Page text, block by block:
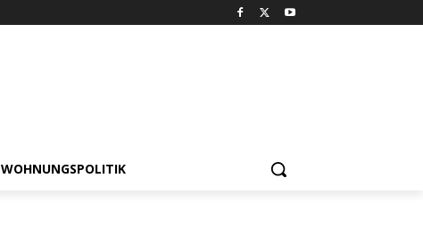
WOHNUNGSPOLITIK